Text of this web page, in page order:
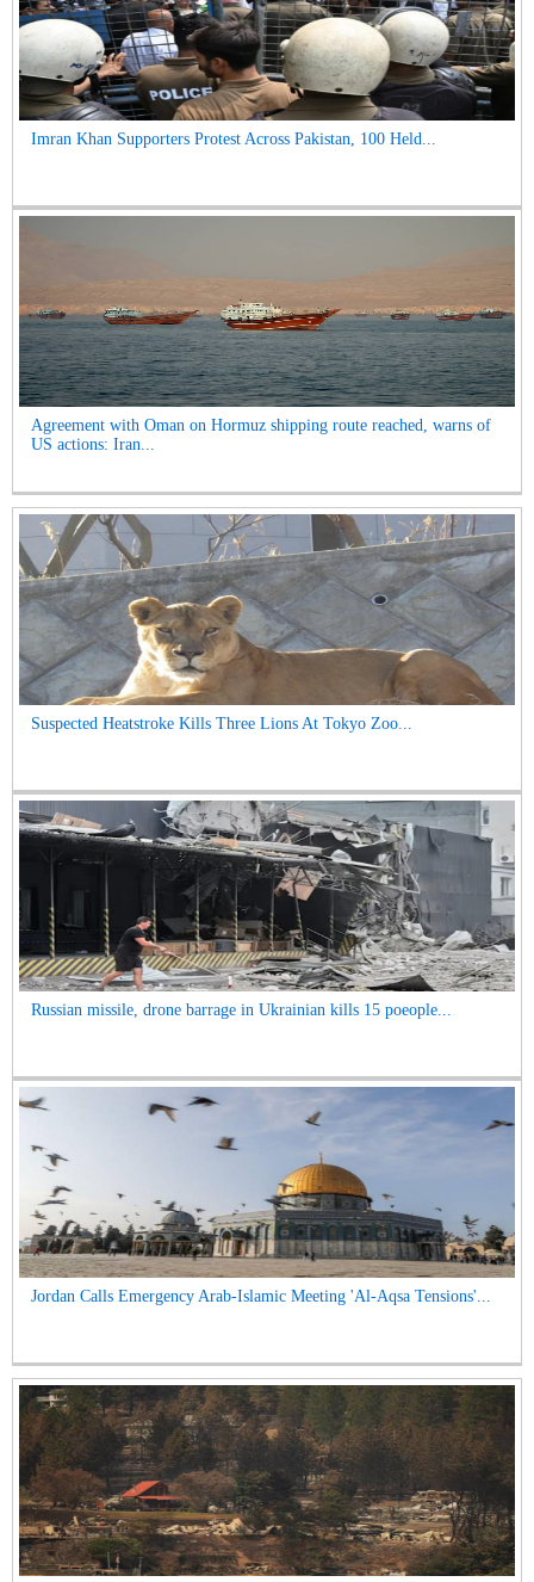
Imran Khan Supporters Protest Across Pakistan, 100 Held...
Agreement with Oman on Hormuz shipping route reached, warns of
US actions: Iran...
Suspected Heatstroke Kills Three Lions At Tokyo Zoo...
Russian missile, drone barrage in Ukrainian kills 15 poeople...
Jordan Calls Emergency Arab-Islamic Meeting 'Al-Aqsa Tensions'...